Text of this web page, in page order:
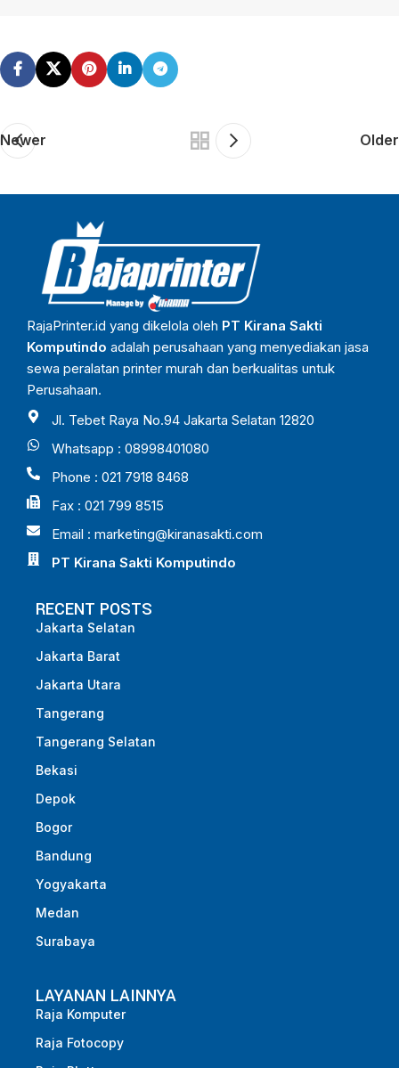
Newer Older
RajaPrinter.id yang dikelola oleh PT Kirana Sakti
Komputindo adalah perusahaan yang menyediakan jasa
sewa peralatan printer murah dan berkualitas untuk
Perusahaan.
Jl. Tebet Raya No.94 Jakarta Selatan 12820
Whatsapp : 08998401080
Phone : 021 7918 8468
Fax : 021 799 8515
Email : marketing@kiranasakti.com
PT Kirana Sakti Komputindo
RECENT POSTS
Jakarta Selatan
Jakarta Barat
Jakarta Utara
Tangerang
Tangerang Selatan
Bekasi
Depok
Bogor
Bandung
Yogyakarta
Medan
Surabaya
LAYANAN LAINNYA
Raja Komputer
Raja Fotocopy